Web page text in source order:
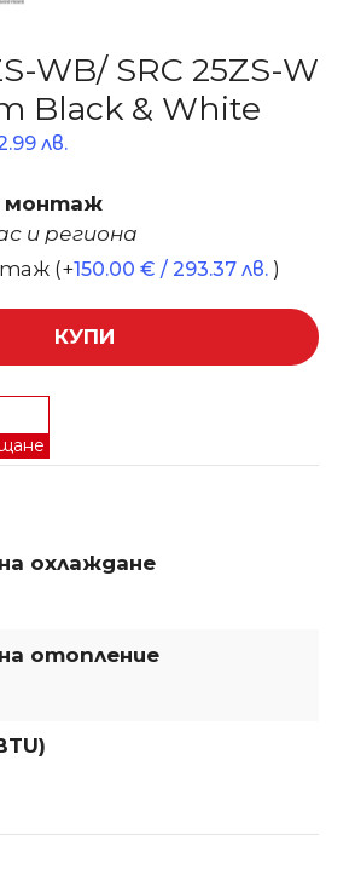
WB/ SRC 25ZS-W
Black & White
лв.
монтаж
и региона
(+150.00 € / 293.37 лв. )
КУПИ
охлаждане
отопление